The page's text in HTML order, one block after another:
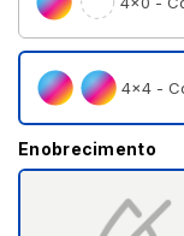
4×4 -
Enobrecimento